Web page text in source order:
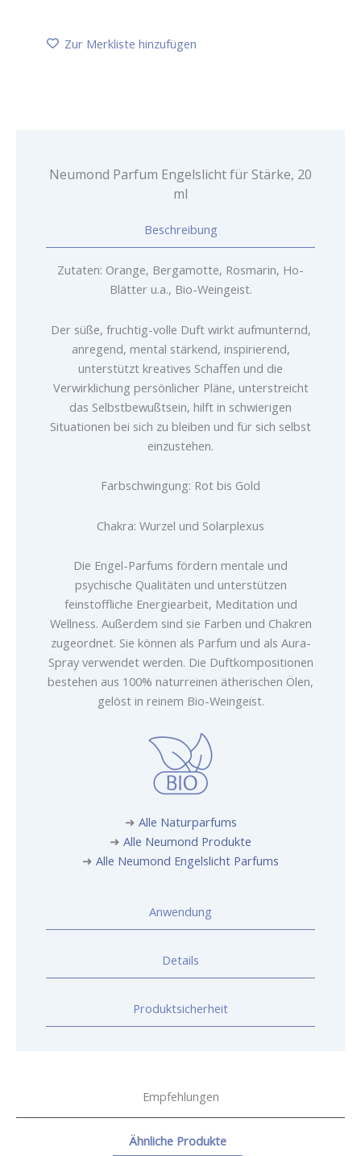
Stärke,Zur Merkliste hinzufügen
Neumond Parfum Engelslicht für Stärke, 20
ml
Beschreibung
Zutaten: Orange, Bergamotte, Rosmarin, Ho-
Blätter u.a., Bio-Weingeist.
Der süße, fruchtig-volle Duft wirkt aufmunternd,
anregend, mental stärkend, inspirierend,
unterstützt kreatives Schaffen und die
Verwirklichung persönlicher Pläne, unterstreicht
das Selbstbewußtsein, hilft in schwierigen
Situationen bei sich zu bleiben und für sich selbst
einzustehen.
Farbschwingung: Rot bis Gold
Chakra: Wurzel und Solarplexus
Die Engel-Parfums fördern mentale und
psychische Qualitäten und unterstützen
feinstoffliche Energiearbeit, Meditation und
Wellness. Außerdem sind sie Farben und Chakren
zugeordnet. Sie können als Parfum und als Aura-
Spray verwendet werden. Die Duftkompositionen
bestehen aus 100% naturreinen ätherischen Ölen,
gelöst in reinem Bio-Weingeist.
➜ Alle Naturparfums
➜ Alle Neumond Produkte
➜ Alle Neumond Engelslicht Parfums
Anwendung
Details
Produktsicherheit
Empfehlungen
Ähnliche Produkte